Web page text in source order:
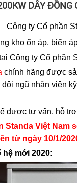
DÂY
Công ty Cổ phần
kho ổn áp, biến
Công ty Cổ phần
chính hãng được
ngũ nhân viên
được tư vấn, hỗ
Standa Việt
từ ngày 10/1/
hệ mới 2020: